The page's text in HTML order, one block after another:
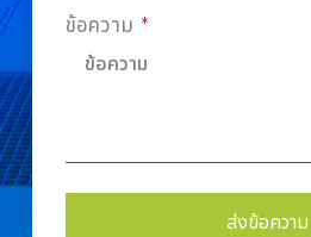
ข้อความ
ส่งข้อความ